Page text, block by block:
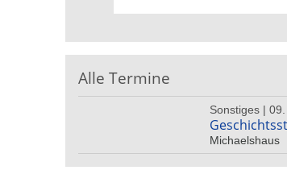
Alle Termine
Sonstiges |
Michaelshaus